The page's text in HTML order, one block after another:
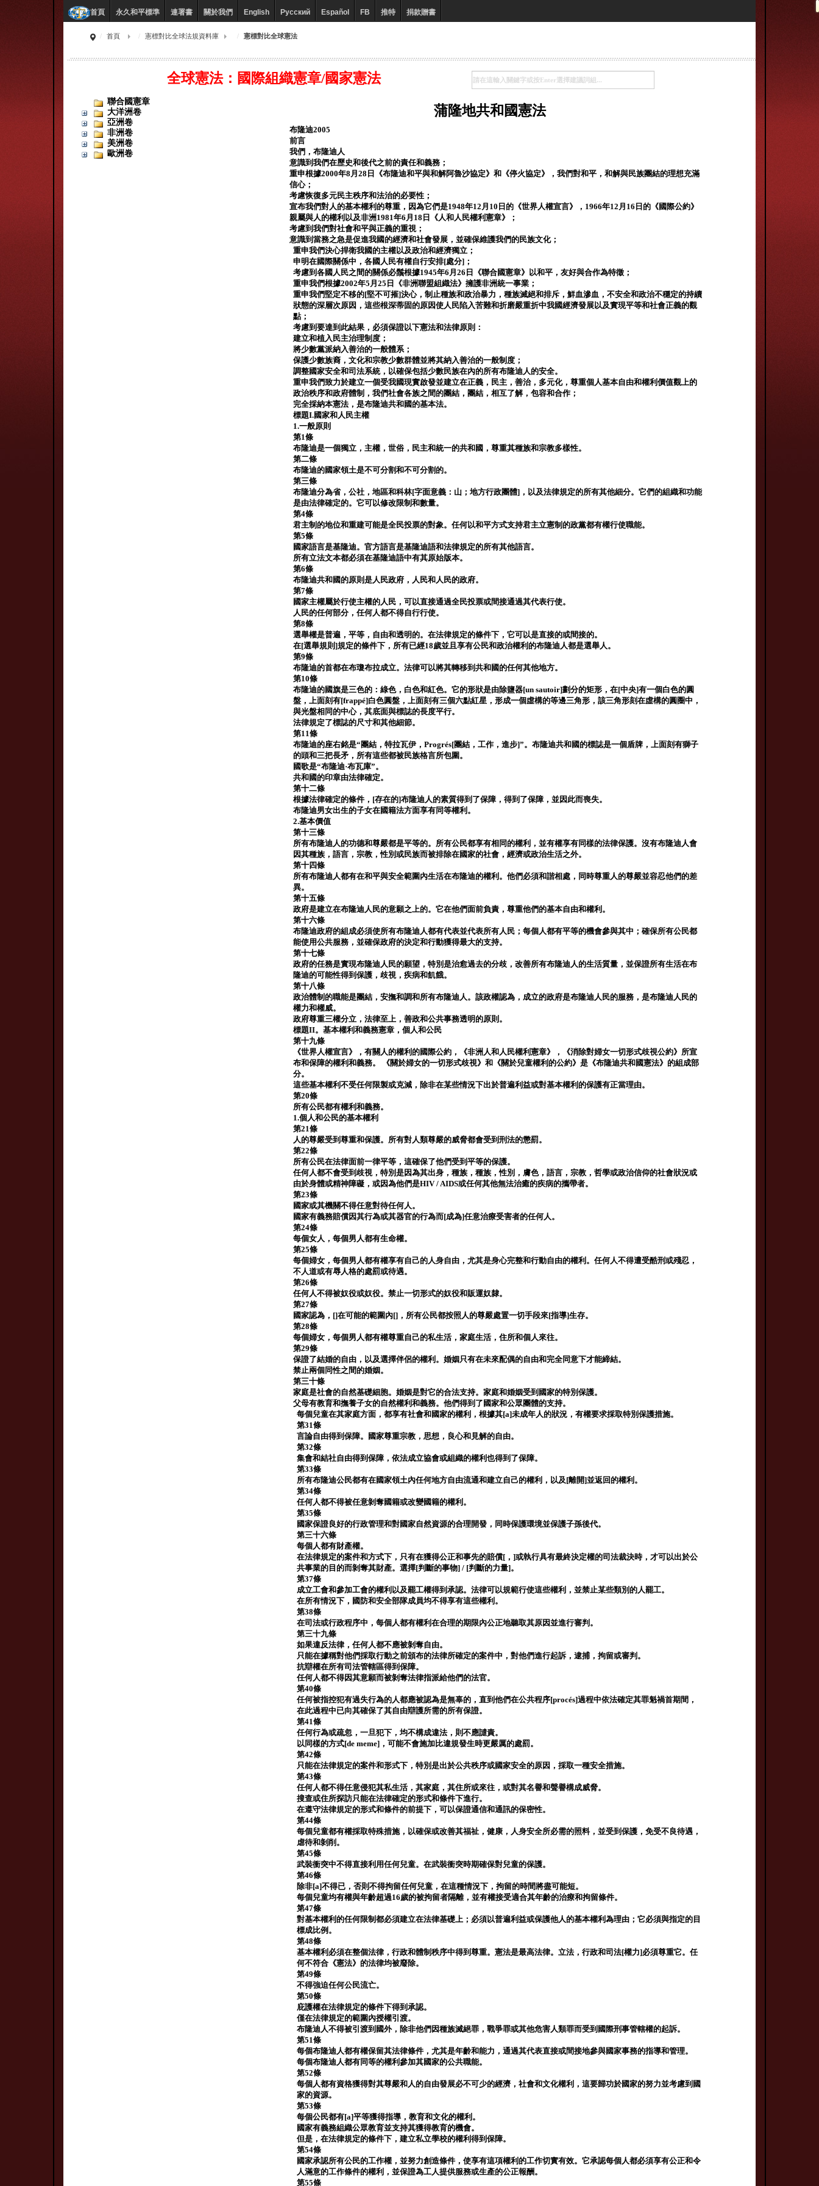
首頁 永久和平標準 連署書 關於我們 English Русский Español FB 推特 捐款贈書
首頁 憲標對比全球法規資料庫 憲標對比全球憲法
全球憲法：國際組織憲章/國家憲法
聯合國憲章
大洋洲卷
亞洲卷
非洲卷
美洲卷
歐洲卷
蒲隆地共和國憲法
布隆迪2005
前言
我們，布隆迪人
意識到我們在歷史和後代之前的責任和義務；
重申根據2000年8月28日《布隆迪和平與和解阿魯沙協定》和《停火協定》，我們對和平，和解與民族團結的理想充滿
信心；
考慮恢復多元民主秩序和法治的必要性；
宣布我們對人的基本權利的尊重，因為它們是1948年12月10日的《世界人權宣言》，1966年12月16日的《國際公約》
親屬與人的權利以及非洲1981年6月18日《人和人民權利憲章》；
考慮到我們對社會和平與正義的重視；
意識到當務之急是促進我國的經濟和社會發展，並確保維護我們的民族文化；
重申我們決心捍衛我國的主權以及政治和經濟獨立；
申明在國際關係中，各國人民有權自行安排[處分]；
考慮到各國人民之間的關係必鬚根據1945年6月26日《聯合國憲章》以和平，友好與合作為特徵；
重申我們根據2002年5月25日《非洲聯盟組織法》擁護非洲統一事業；
重申我們堅定不移的[堅不可摧]決心，制止種族和政治暴力，種族滅絕和排斥，鮮血滲血，不安全和政治不穩定的持續
狀態的深層次原因，這些根深蒂固的原因使人民陷入苦難和折磨嚴重折中我國經濟發展以及實現平等和社會正義的觀
點；
考慮到要達到此結果，必須保證以下憲法和法律原則：
建立和植入民主治理制度；
將少數黨派納入善治的一般體系；
保護少數族裔，文化和宗教少數群體並將其納入善治的一般制度；
調整國家安全和司法系統，以確保包括少數民族在內的所有布隆迪人的安全。
重申我們致力於建立一個受我國現實啟發並建立在正義，民主，善治，多元化，尊重個人基本自由和權利價值觀上的
政治秩序和政府體制，我們社會各族之間的團結，團結，相互了解，包容和合作；
完全採納本憲法，是布隆迪共和國的基本法。
標題I.國家和人民主權
1.一般原則
第1條
布隆迪是一個獨立，主權，世俗，民主和統一的共和國，尊重其種族和宗教多樣性。
第二條
布隆迪的國家領土是不可分割和不可分割的。
第三條
布隆迪分為省，公社，地區和科林[字面意義：山；地方行政團體]，以及法律規定的所有其他細分。它們的組織和功能
是由法律確定的。它可以修改限制和數量。
第4條
君主制的地位和重建可能是全民投票的對象。任何以和平方式支持君主立憲制的政黨都有權行使職能。
第5條
國家語言是基隆迪。官方語言是基隆迪語和法律規定的所有其他語言。
所有立法文本都必須在基隆迪語中有其原始版本。
第6條
布隆迪共和國的原則是人民政府，人民和人民的政府。
第7條
國家主權屬於行使主權的人民，可以直接通過全民投票或間接通過其代表行使。
人民的任何部分，任何人都不得自行行使。
第8條
選舉權是普遍，平等，自由和透明的。在法律規定的條件下，它可以是直接的或間接的。
在[選舉規則]規定的條件下，所有已經18歲並且享有公民和政治權利的布隆迪人都是選舉人。
第9條
布隆迪的首都在布瓊布拉成立。法律可以將其轉移到共和國的任何其他地方。
第10條
布隆迪的國旗是三色的：綠色，白色和紅色。它的形狀是由除鹽器[un sautoir]劃分的矩形，在[中央]有一個白色的圓
盤，上面刻有[frappé]白色圓盤，上面刻有三個六點紅星，形成一個虛構的等邊三角形，該三角形刻在虛構的圓圈中，
與光盤相同的中心，其底面與標誌的長度平行。
法律規定了標誌的尺寸和其他細節。
第11條
布隆迪的座右銘是“團結，特拉瓦伊，Progrés[團結，工作，進步]”。布隆迪共和國的標誌是一個盾牌，上面刻有獅子
的頭和三把長矛，所有這些都被民族格言所包圍。
國歌是“布隆迪·布瓦庫”。
共和國的印章由法律確定。
第十二條
根據法律確定的條件，[存在的]布隆迪人的素質得到了保障，得到了保障，並因此而喪失。
布隆迪男女出生的子女在國籍法方面享有同等權利。
2.基本價值
第十三條
所有布隆迪人的功德和尊嚴都是平等的。所有公民都享有相同的權利，並有權享有同樣的法律保護。沒有布隆迪人會
因其種族，語言，宗教，性別或民族而被排除在國家的社會，經濟或政治生活之外。
第十四條
所有布隆迪人都有在和平與安全範圍內生活在布隆迪的權利。他們必須和諧相處，同時尊重人的尊嚴並容忍他們的差
異。
第十五條
政府是建立在布隆迪人民的意願之上的。它在他們面前負責，尊重他們的基本自由和權利。
第十六條
布隆迪政府的組成必須使所有布隆迪人都有代表並代表所有人民；每個人都有平等的機會參與其中；確保所有公民都
能使用公共服務，並確保政府的決定和行動獲得最大的支持。
第十七條
政府的任務是實現布隆迪人民的願望，特別是治愈過去的分歧，改善所有布隆迪人的生活質量，並保證所有生活在布
隆迪的可能性得到保護，歧視，疾病和飢餓。
第十八條
政治體制的職能是團結，安撫和調和所有布隆迪人。該政權認為，成立的政府是布隆迪人民的服務，是布隆迪人民的
權力和權威。
政府尊重三權分立，法律至上，善政和公共事務透明的原則。
標題II。基本權利和義務憲章，個人和公民
第十九條
《世界人權宣言》，有關人的權利的國際公約，《非洲人和人民權利憲章》，《消除對婦女一切形式歧視公約》所宣
布和保障的權利和義務。 《關於婦女的一切形式歧視》和《關於兒童權利的公約》是《布隆迪共和國憲法》的組成部
分。
這些基本權利不受任何限製或克減，除非在某些情況下出於普遍利益或對基本權利的保護有正當理由。
第20條
所有公民都有權利和義務。
1.個人和公民的基本權利
第21條
人的尊嚴受到尊重和保護。所有對人類尊嚴的威脅都會受到刑法的懲罰。
第22條
所有公民在法律面前一律平等，這確保了他們受到平等的保護。
任何人都不會受到歧視，特別是因為其出身，種族，種族，性別，膚色，語言，宗教，哲學或政治信仰的社會狀況或
由於身體或精神障礙，或因為他們是HIV / AIDS或任何其他無法治癒的疾病的攜帶者。
第23條
國家或其機關不得任意對待任何人。
國家有義務賠償因其行為或其器官的行為而[成為]任意治療受害者的任何人。
第24條
每個女人，每個男人都有生命權。
第25條
每個婦女，每個男人都有權享有自己的人身自由，尤其是身心完整和行動自由的權利。任何人不得遭受酷刑或殘忍，
不人道或有辱人格的處罰或待遇。
第26條
任何人不得被奴役或奴役。禁止一切形式的奴役和販運奴隸。
第27條
國家認為，[]在可能的範圍內[]，所有公民都按照人的尊嚴處置一切手段來[指導]生存。
第28條
每個婦女，每個男人都有權尊重自己的私生活，家庭生活，住所和個人來往。
第29條
保證了結婚的自由，以及選擇伴侶的權利。婚姻只有在未來配偶的自由和完全同意下才能締結。
禁止兩個同性之間的婚姻。
第三十條
家庭是社會的自然基礎細胞。婚姻是對它的合法支持。家庭和婚姻受到國家的特別保護。
父母有教育和撫養子女的自然權利和義務。他們得到了國家和公眾團體的支持。
每個兒童在其家庭方面，都享有社會和國家的權利，根據其[a]未成年人的狀況，有權要求採取特別保護措施。
第31條
言論自由得到保障。國家尊重宗教，思想，良心和見解的自由。
第32條
集會和結社自由得到保障，依法成立協會或組織的權利也得到了保障。
第33條
所有布隆迪公民都有在國家領土內任何地方自由流通和建立自己的權利，以及[離開]並返回的權利。
第34條
任何人都不得被任意剝奪國籍或改變國籍的權利。
第35條
國家保證良好的行政管理和對國家自然資源的合理開發，同時保護環境並保護子孫後代。
第三十六條
每個人都有財產權。
在法律規定的案件和方式下，只有在獲得公正和事先的賠償[，]或執行具有最終決定權的司法裁決時，才可以出於公
共事業的目的而剝奪其財產。選擇[判斷的事物] / [判斷的力量]。
第37條
成立工會和參加工會的權利以及罷工權得到承認。法律可以規範行使這些權利，並禁止某些類別的人罷工。
在所有情況下，國防和安全部隊成員均不得享有這些權利。
第38條
在司法或行政程序中，每個人都有權利在合理的期限內公正地聽取其原因並進行審判。
第三十九條
如果違反法律，任何人都不應被剝奪自由。
只能在據稱對他們採取行動之前頒布的法律所確定的案件中，對他們進行起訴，逮捕，拘留或審判。
抗辯權在所有司法管轄區得到保障。
任何人都不得因其意願而被剝奪法律指派給他們的法官。
第40條
任何被指控犯有過失行為的人都應被認為是無辜的，直到他們在公共程序[procés]過程中依法確定其罪魁禍首期間，
在此過程中已向其確保了其自由辯護所需的所有保證。
第41條
任何行為或疏忽，一旦犯下，均不構成違法，則不應譴責。
以同樣的方式[de meme]，可能不會施加比違規發生時更嚴厲的處罰。
第42條
只能在法律規定的案件和形式下，特別是出於公共秩序或國家安全的原因，採取一種安全措施。
第43條
任何人都不得任意侵犯其私生活，其家庭，其住所或來往，或對其名譽和聲譽構成威脅。
搜查或住所探訪只能在法律確定的形式和條件下進行。
在遵守法律規定的形式和條件的前提下，可以保證通信和通訊的保密性。
第44條
每個兒童都有權採取特殊措施，以確保或改善其福祉，健康，人身安全所必需的照料，並受到保護，免受不良待遇，
虐待和剝削。
第45條
武裝衝突中不得直接利用任何兒童。在武裝衝突時期確保對兒童的保護。
第46條
除非[a]不得已，否則不得拘留任何兒童，在這種情況下，拘留的時間將盡可能短。
每個兒童均有權與年齡超過16歲的被拘留者隔離，並有權接受適合其年齡的治療和拘留條件。
第47條
對基本權利的任何限制都必須建立在法律基礎上；必須以普遍利益或保護他人的基本權利為理由；它必須與指定的目
標成比例。
第48條
基本權利必須在整個法律，行政和體制秩序中得到尊重。憲法是最高法律。立法，行政和司法[權力]必須尊重它。任
何不符合《憲法》的法律均被廢除。
第49條
不得強迫任何公民流亡。
第50條
庇護權在法律規定的條件下得到承認。
僅在法律規定的範圍內授權引渡。
布隆迪人不得被引渡到國外，除非他們因種族滅絕罪，戰爭罪或其他危害人類罪而受到國際刑事管轄權的起訴。
第51條
每個布隆迪人都有權保留其法律條件，尤其是年齡和能力，通過其代表直接或間接地參與國家事務的指導和管理。
每個布隆迪人都有同等的權利參加其國家的公共職能。
第52條
每個人都有資格獲得對其尊嚴和人的自由發展必不可少的經濟，社會和文化權利，這要歸功於國家的努力並考慮到國
家的資源。
第53條
每個公民都有[a]平等獲得指導，教育和文化的權利。
國家有義務組織公眾教育並支持其獲得教育的機會。
但是，在法律規定的條件下，建立私立學校的權利得到保障。
第54條
國家承認所有公民的工作權，並努力創造條件，使享有這項權利的工作切實有效。它承認每個人都必須享有公正和令
人滿意的工作條件的權利，並保證為工人提供服務或生產的公正報酬。
第55條